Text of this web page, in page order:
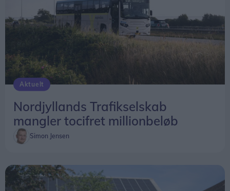
Aktuelt
Nordjyllands Trafikselskab
mangler tocifret millionbeløb
Simon Jensen